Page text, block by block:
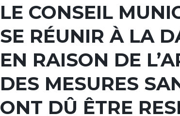
LE CONSEIL
SE RÉUNIR À LA
EN RAISON DE
DES MESURES
ONT DÛ ÊTRE